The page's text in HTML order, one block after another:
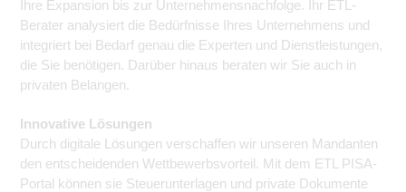
Ihre Expansion bis zur Unternehmensnachfolge. Ihr ETL-
Berater analysiert die Bedürfnisse Ihres Unternehmens und
integriert bei Bedarf genau die Experten und Dienstleistungen,
die Sie benötigen. Darüber hinaus beraten wir Sie auch in
privaten Belangen.
Innovative Lösungen
Durch digitale Lösungen verschaffen wir unseren Mandanten
den entscheidenden Wettbewerbsvorteil. Mit dem ETL PISA-
Portal können sie Steuerunterlagen und private Dokumente